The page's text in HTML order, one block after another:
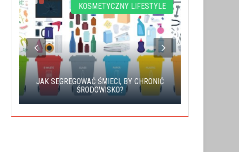
KOSMETYCZNY LIFESTYLE
JAK SEGREGOWAĆ ŚMIECI, BY CHRONIĆ
ŚRODOWISKO?